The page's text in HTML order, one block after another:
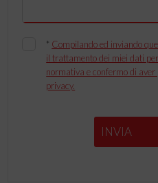
* Compilando ed inviando
il trattamento dei miei dati
normativa e confermo di
privacy.
INVIA